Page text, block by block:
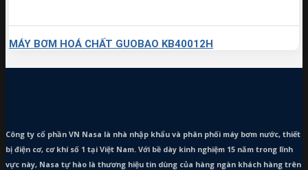
MÁY BƠM HOÁ CHẤT GUOBAO KB40012H
Công ty cổ phần VN Nasa là nhà nhập khẩu và phân phối máy bơm nước, thiết
bị điện cơ, cơ khí số 1 tại Việt Nam. Với bề dày kinh nghiệm 15 năm trong lĩnh
vực này, Nasa tự hào là thương hiệu tin dùng của hàng ngàn khách hàng trên